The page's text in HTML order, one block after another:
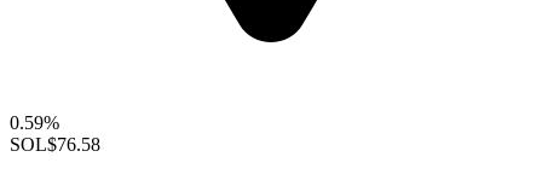
0.59%
SOL$76.58